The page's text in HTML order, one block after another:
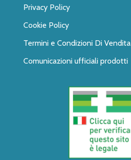
Privacy Policy
Cookie Policy
Termini e Condizioni Di Vendita
Comunicazioni ufficiali prodotti